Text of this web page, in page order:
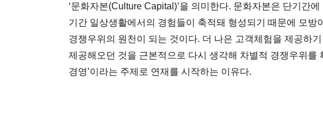
‘문화자본(Culture Capital)’을 의미한다. 문화자본은 단기간
기간 일상생활에서의 경험들이 축적돼 형성되기 때문에 모방
경쟁우위의 원천이 되는 것이다. 더 나은 고객체험을 제공하
제공해오던 것을 근본적으로 다시 생각해 차별적 경쟁우위를
경영’이라는 주제로 연재를 시작하는 이유다.